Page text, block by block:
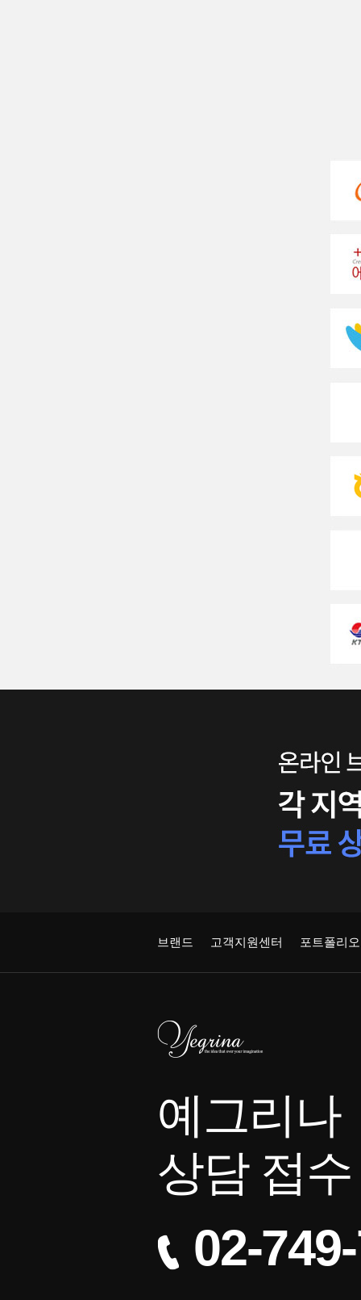
브랜드 고객지원센터 포트폴리오
예그리나
상담 접수
02-